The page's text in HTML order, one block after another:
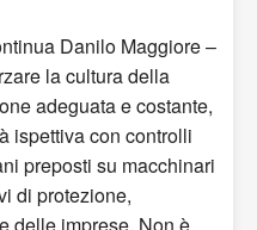
Danilo Maggiore –
la cultura della
adeguata e costante,
ispettiva con controlli
preposti su macchinari
di protezione,
delle imprese. Non è